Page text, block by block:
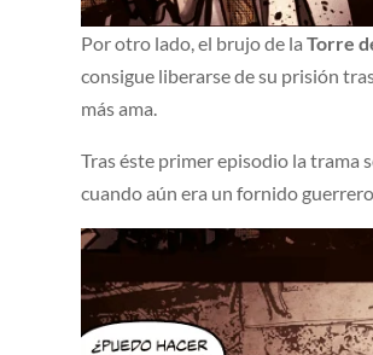
Por otro lado, el brujo de laTorre
consigue liberarse de su prisión
más ama.
Tras éste primer episodio la
cuando aún era un fornido